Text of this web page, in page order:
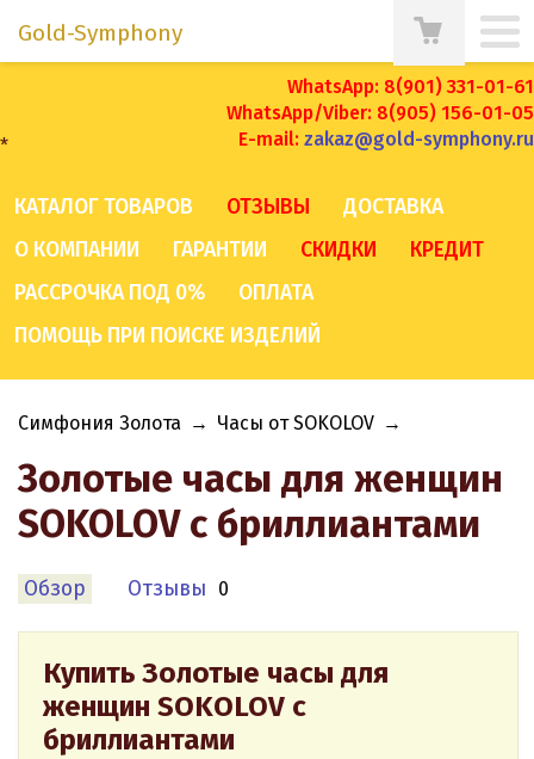
WhatsApp: 8(901) 331-01-61
WhatsApp/Viber: 8(905) 156-01-05
E-mail: zakaz@gold-symphony.ru
*
Gold-Symphony
КАТАЛОГ ТОВАРОВ ОТЗЫВЫ
ДОСТАВКА
О КОМПАНИИ
ГАРАНТИИ СКИДКИ
КРЕДИТ
РАССРОЧКА ПОД 0%
ОПЛАТА
ПОМОЩЬ ПРИ ПОИСКЕ ИЗДЕЛИЙ
Симфония Золота → Часы от SOKOLOV →
Золотые часы для женщин
SOKOLOV с бриллиантами
Обзор Отзывы 0
Купить Золотые часы для
женщин SOKOLOV с
бриллиантами